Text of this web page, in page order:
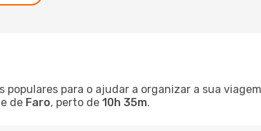
populares para o ajudar a organizar a sua
de Faro, perto de 10h 35m.